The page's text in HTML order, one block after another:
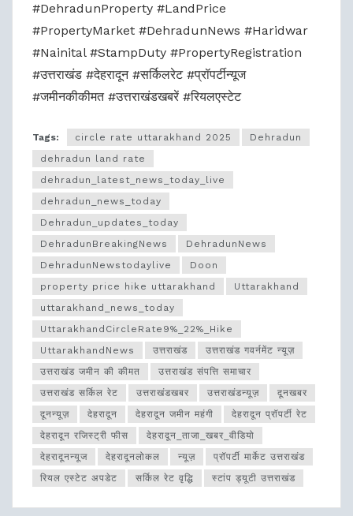
#DehradunProperty #LandPrice
#PropertyMarket #DehradunNews #Haridwar
#Nainital #StampDuty #PropertyRegistration
#उत्तराखंड #देहरादून #सर्किलरेट #प्रॉपर्टीन्यूज
#जमीनकीकीमत #उत्तराखंडखबरें #रियलएस्टेट
Tags: circle rate uttarakhand 2025
Dehradun
dehradun land rate
dehradun_latest_news_today_live
dehradun_news_today
Dehradun_updates_today
DehradunBreakingNews
DehradunNews
DehradunNewstodaylive
Doon
property price hike uttarakhand
Uttarakhand
uttarakhand_news_today
UttarakhandCircleRate9%_22%_Hike
UttarakhandNews
उत्तराखंड
उत्तराखंड गवर्नमेंट न्यूज़
उत्तराखंड जमीन की कीमत
उत्तराखंड संपत्ति समाचार
उत्तराखंड सर्किल रेट
उत्तराखंडखबर उत्तराखंडन्यूज़
दूनखबर
दूनन्यूज़
देहरादून देहरादून जमीन महंगी
देहरादून प्रॉपर्टी रेट
देहरादून रजिस्ट्री फीस
देहरादून_ताजा_खबर_वीडियो
देहरादूनन्यूज
देहरादूनलोकल न्यूज़
प्रॉपर्टी मार्केट उत्तराखंड
रियल एस्टेट अपडेट
सर्किल रेट वृद्धि स्टांप ड्यूटी उत्तराखंड